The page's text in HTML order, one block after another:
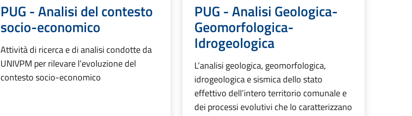
PUG - Analisi del contesto
socio-economico
Attività di ricerca e di analisi condotte da
UNIVPM per rilevare l’evoluzione del
contesto socio-economico
PUG - Analisi Geologica-
Geomorfologica-
Idrogeologica
L’analisi geologica, geomorfologica,
idrogeologica e sismica dello stato
effettivo dell’intero territorio comunale e
dei processi evolutivi che lo caratterizzano